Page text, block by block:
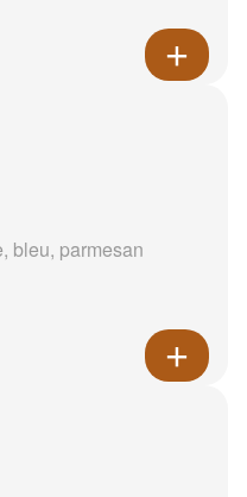
bleu, parmesan